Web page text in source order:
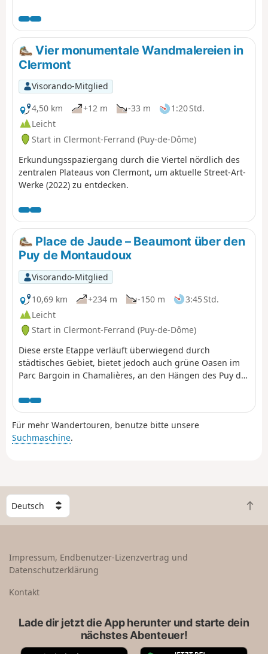
Vier monumentale Wandmalereien in
Clermont
Visorando-Mitglied
4,50 km
+12 m -33 m
1:20 Std.
Leicht
Start in Clermont-Ferrand (Puy-de-Dôme)
Erkundungsspaziergang durch die Viertel nördlich des
zentralen Plateaus von Clermont, um aktuelle Street-Art-
Werke (2022) zu entdecken.
Place de Jaude – Beaumont über den
Puy de Montaudoux
Visorando-Mitglied
10,69 km
+234 m -150 m
3:45 Std.
Leicht
Start in Clermont-Ferrand (Puy-de-Dôme)
Diese erste Etappe verläuft überwiegend durch
städtisches Gebiet, bietet jedoch auch grüne Oasen im
Parc Bargoin in Chamalières, an den Hängen des Puy de
den kleinen Parks entlang der Artière.
Für mehr Wandertouren, benutze bitte unsere
Suchmaschine.
W
ä
h
e
n
Z
u
Impressum, Endbenutzer-Lizenzvertrag und
Datenschutzerklärung
Kontakt
Lade dir jetzt die App herunter und starte dein
nächstes Abenteuer!